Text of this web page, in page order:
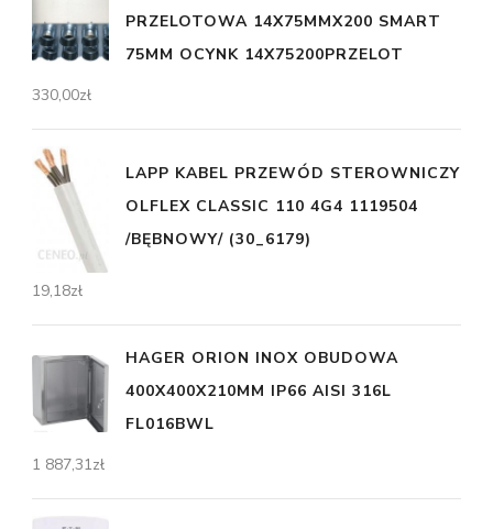
PRZELOTOWA 14X75MMX200 SMART
75MM OCYNK 14X75200PRZELOT
330,00zł
LAPP KABEL PRZEWÓD STEROWNICZY
OLFLEX CLASSIC 110 4G4 1119504
/BĘBNOWY/ (30_6179)
19,18zł
HAGER ORION INOX OBUDOWA
400X400X210MM IP66 AISI 316L
FL016BWL
1 887,31zł